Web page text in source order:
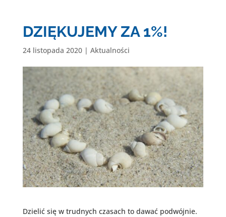
DZIĘKUJEMY ZA 1%!
24 listopada 2020| Aktualności
Dzielić się w trudnych czasach to dawać podwójnie.